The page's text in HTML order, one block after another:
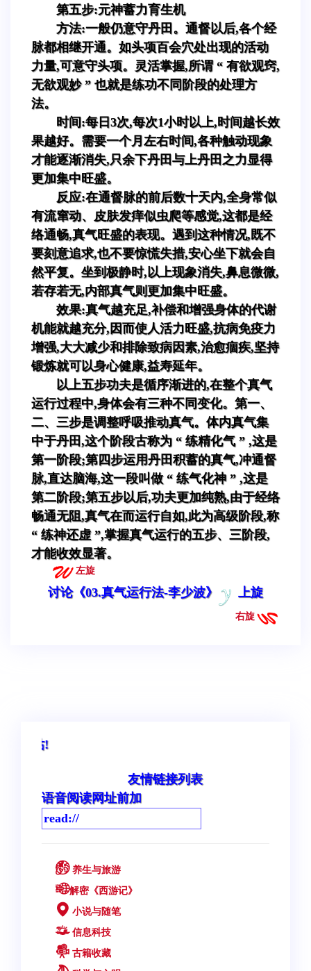
第五步:元神蓄力育生机
方法:一般仍意守丹田。通督以后,各个经
脉都相继开通。如头项百会穴处出现的活动
力量,可意守头项。灵活掌握,所谓 “ 有欲观窍,
无欲观妙 ” 也就是练功不同阶段的处理方
法。
时间:每日3次,每次1小时以上,时间越长效
果越好。需要一个月左右时间,各种触动现象
才能逐渐消失,只余下丹田与上丹田之力显得
更加集中旺盛。
反应:在通督脉的前后数十天内,全身常似
有流窜动、皮肤发痒似虫爬等感觉,这都是经
络通畅,真气旺盛的表现。遇到这种情况,既不
要刻意追求,也不要惊慌失措,安心坐下就会自
然平复。坐到极静时,以上现象消失,鼻息微微,
若存若无,内部真气则更加集中旺盛。
效果:真气越充足,补偿和增强身体的代谢
机能就越充分,因而使人活力旺盛,抗病免疫力
增强,大大减少和排除致病因素,治愈痼疾,坚持
锻炼就可以身心健康,益寿延年。
以上五步功夫是循序渐进的,在整个真气
运行过程中,身体会有三种不同变化。第一、
二、三步是调整呼吸推动真气。体内真气集
中于丹田,这个阶段古称为 “ 练精化气 ” ,这是
第一阶段;第四步运用丹田积蓄的真气,冲通督
脉,直达脑海,这一段叫做 “ 练气化神 ” ,这是
第二阶段;第五步以后,功夫更加纯熟,由于经络
畅通无阻,真气在而运行自如,此为高级阶段,称
“ 练神还虚 ”,掌握真气运行的五步、三阶段,
才能收效显著。
左旋
讨论《03.真气运行法-李少波》 上旋
右旋
友情链接列表
语音阅读网址前加
养生与旅游
解密《西游记》
小说与随笔
信息科技
古籍收藏